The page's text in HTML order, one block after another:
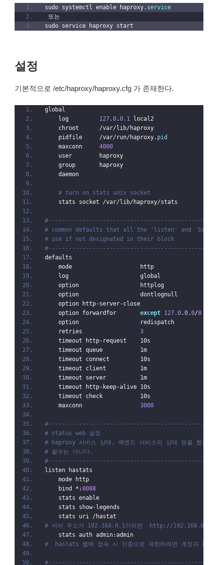
sudo systemctl enable haproxy. service
또는
sudo service haproxy start
설정
기본적으로 /etc/haproxy/haproxy.cfg 가 존재한다.
global
    log
127.0.0.1 local2
    chroot      /var/lib/haproxy
    pidfile     /var/run/haproxy.
pid
    maxconn
4000
    user        haproxy
    group       haproxy
    daemon
# turn on stats unix socket
    stats socket /var/lib/haproxy/stats
# common defaults that all the 'listen' and
# use if not designated in their block
defaults
    mode                    http
    log                     global
    option                  httplog
    option                  dontlognull
    option http-server-close
    option forwardfor
except 127.0.0.0/8
    option                  redispatch
    retries
3
    timeout http-request    10s
    timeout queue           1m
    timeout connect         10s
    timeout client          1m
    timeout server          1m
    timeout http-keep-alive 10s
    timeout check           10s
    maxconn
3000
# status web 설정
# haproxy 서비스 상태, 백엔드 서비스의 상태 등을 웹을
# 필수는 아니다.
listen hastats
    mode http
    bind *:
8088
    stats enable
    stats show-legends
    stats uri /hastat
# 서버 주소가 192.168.0.1이라면  http://192.168.0.1/
    stats auth admin:admin
#  hastats 웹에 접속 시 인증으로 제한하려면 계정과 패스